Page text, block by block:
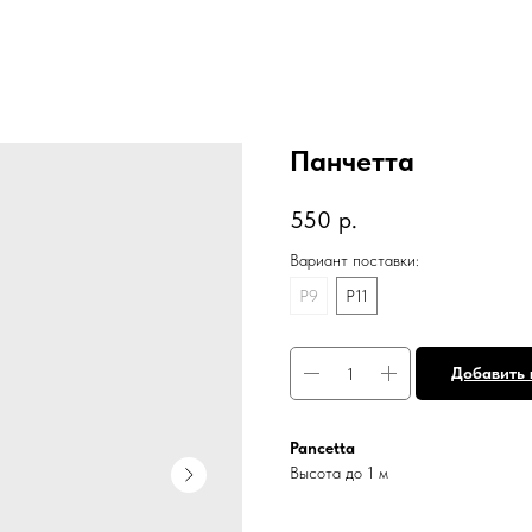
Панчетта
550 р.
Вариант поставки:
P9
Р11
Добавить
Pancetta
Высота до 1 м